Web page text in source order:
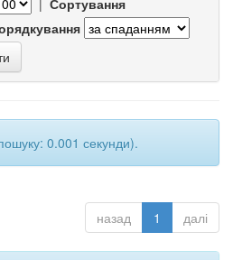
| Сортування
0.001 секунди).
назад 1 далі